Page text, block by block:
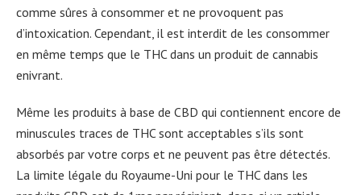
comme sûres à consommer et ne provoquent pas
d’intoxication. Cependant, il est interdit de les consommer
en même temps que le THC dans un produit de cannabis
enivrant.
Même les produits à base de CBD qui contiennent encore de
minuscules traces de THC sont acceptables s’ils sont
absorbés par votre corps et ne peuvent pas être détectés.
La limite légale du Royaume-Uni pour le THC dans les